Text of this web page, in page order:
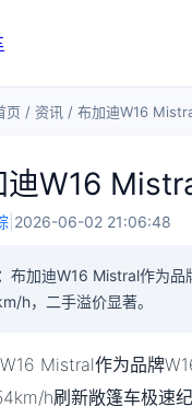
页 / 资讯 / 布加迪W16
迪W16
2026-06-02 21:06:48
布加迪W16 Mistral作为品
h，二手溢价显著。
Mistral作为品牌
h刷新敞篷车极速